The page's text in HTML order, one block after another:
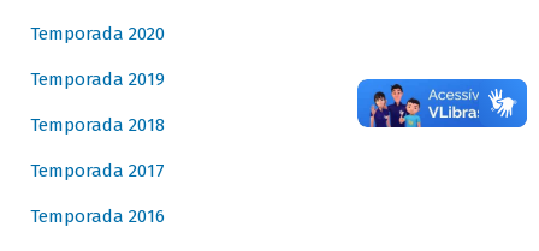
Temporada 2020
Temporada 2019
Temporada 2018
Temporada 2017
Temporada 2016